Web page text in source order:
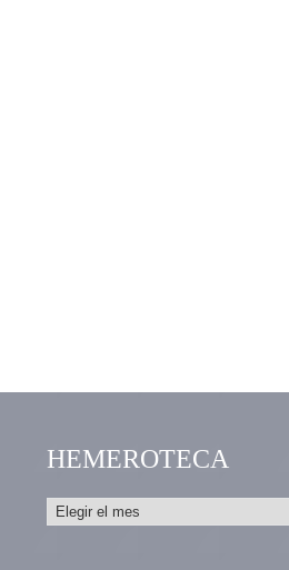
HEMEROTECA